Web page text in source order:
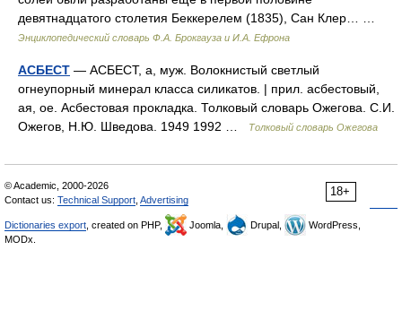
девятнадцатого столетия Беккерелем (1835), Сан Клер… …
Энциклопедический словарь Ф.А. Брокгауза и И.А. Ефрона
АСБЕСТ — АСБЕСТ, а, муж. Волокнистый светлый
огнеупорный минерал класса силикатов. | прил. асбестовый,
ая, ое. Асбестовая прокладка. Толковый словарь Ожегова. С.И.
Ожегов, Н.Ю. Шведова. 1949 1992 …
Толковый словарь Ожегова
18+
© Academic, 2000-2026
Contact us: Technical Support Advertising
Dictionaries export , created on PHP, Joomla, Drupal,
WordPress,
MODx.